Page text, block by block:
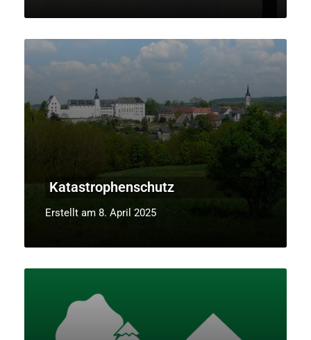
Katastrophenschutz
Erstellt am 8. April 2025